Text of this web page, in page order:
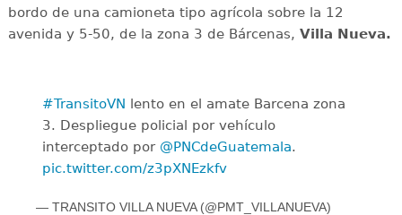
bordo de una camioneta tipo agrícola sobre la 12
avenida y 5-50, de la zona 3 de Bárcenas, Villa Nueva.
#TransitoVN lento en el amate Barcena zona
3. Despliegue policial por vehículo
interceptado por @PNCdeGuatemala.
pic.twitter.com/z3pXNEzkfv
— TRANSITO VILLA NUEVA (@PMT_VILLANUEVA)